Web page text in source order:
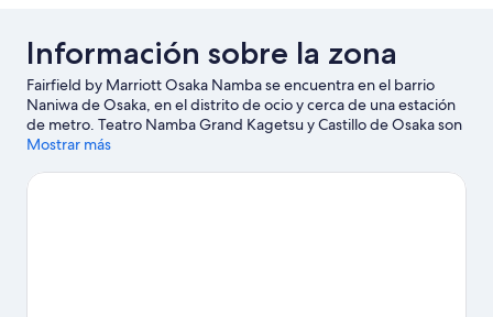
Información sobre la zona
Fairfield by Marriott Osaka Namba se encuentra en el barrio
Naniwa de Osaka, en el distrito de ocio y cerca de una estación
de metro. Teatro Namba Grand Kagetsu y Castillo de Osaka son
puntos fundamentales para los aficionados a la cultura; tampoco
¿Te apetece disfrutar de un evento especial? Puedes buscar el
Mostrar más